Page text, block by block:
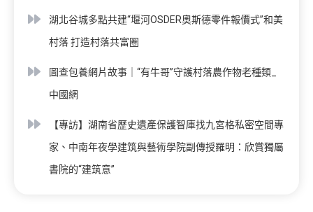
湖北谷城多點共建“堰河OSDER奧斯德零件報價式”和美
村落 打造村落共富圈
圖查包養網片故事｜“有牛哥”守護村落農作物老種類_
中國網
【專訪】湖南省歷史遺產保護智庫找九宮格私密空間專
家、中南年夜學建筑與藝術學院副傳授羅明：欣賞獨屬
書院的“建筑意”